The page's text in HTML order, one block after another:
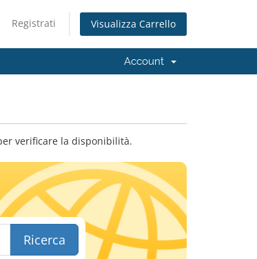
Registrati Visualizza Carrello
Account
verificare la disponibilità.
Ricerca